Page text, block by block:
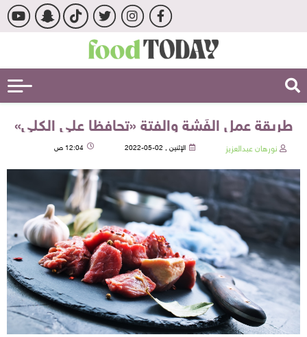
طريقة عمل الفَشة والفتة «تحافظا على الكلى»
نورهان عبدالعزيز الإثنين , 02-05-2022 12:04 ص